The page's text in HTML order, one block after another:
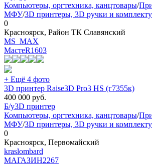
Компьютеры, оргтехника, канцтовары/
МФУ/3D принтеры, 3D ручки и
0
Красноярск, Район ТК Славянский
MS_MAX
МастеR1603
+ Ещё 4 фото
3D принтер Raise3D Pro3 HS (г7355к)
400 000 руб.
Б/у3D принтер
Компьютеры, оргтехника, канцтовары/
МФУ/3D принтеры, 3D ручки и
0
Красноярск, Первомайский
kraslombard
МАГАЗИН2267